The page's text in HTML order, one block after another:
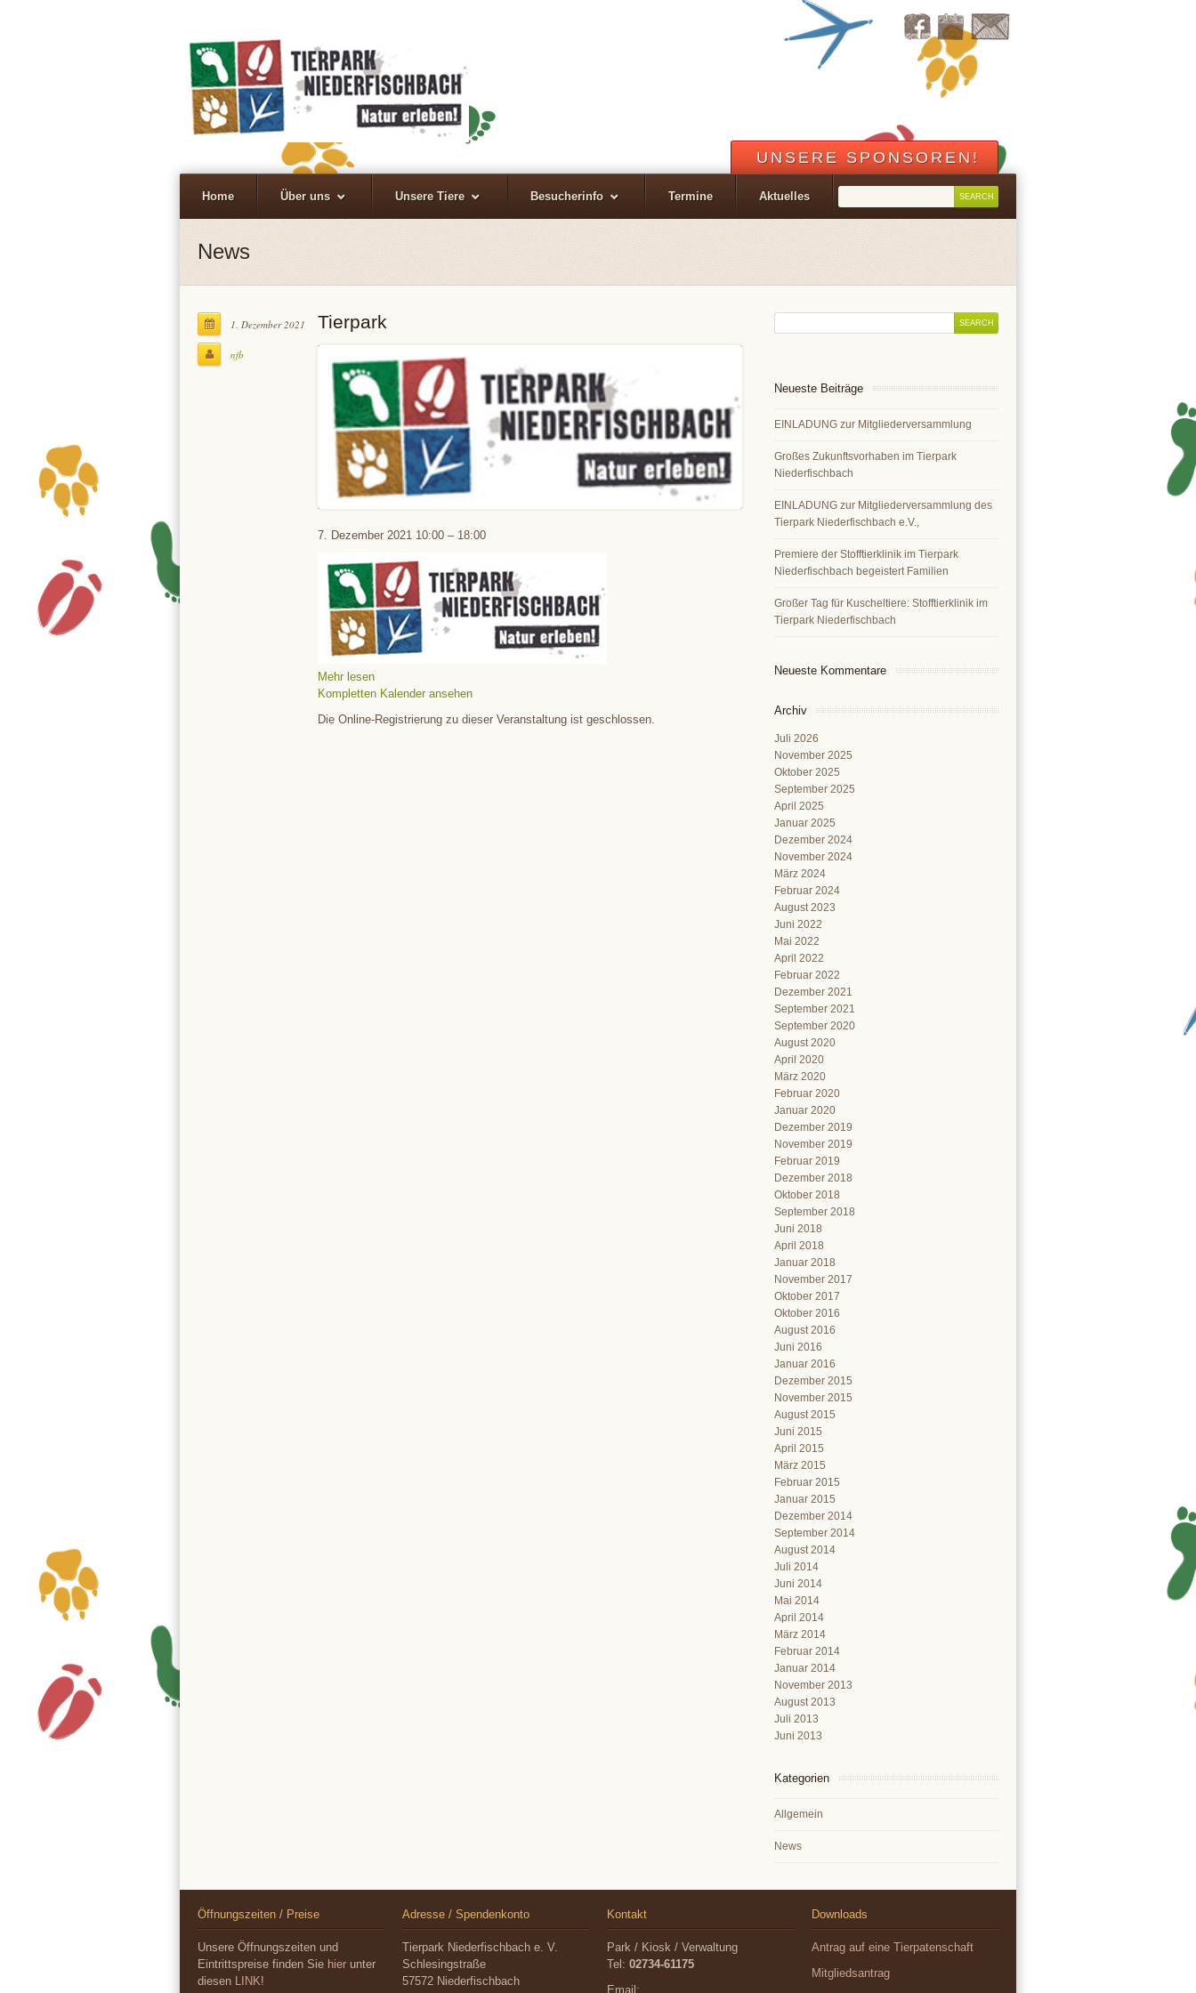
UNSERE SPONSOREN!
Home Über uns Unsere Tiere Besucherinfo Termine Aktuelles
News
1. Dezember 2021
nfb
Tierpark
Tierpark
7. Dezember 2021 10:00 – 18:00
Mehr lesen
Kompletten Kalender ansehen
Die Online-Registrierung zu dieser Veranstaltung ist geschlossen.
Neueste Beiträge
EINLADUNG zur Mitgliederversammlung
Großes Zukunftsvorhaben im Tierpark
Niederfischbach
EINLADUNG zur Mitgliederversammlung des
Tierpark Niederfischbach e.V.,
Premiere der Stofftierklinik im Tierpark
Niederfischbach begeistert Familien
Großer Tag für Kuscheltiere: Stofftierklinik im
Tierpark Niederfischbach
Neueste Kommentare
Archiv
Juli 2026
November 2025
Oktober 2025
September 2025
April 2025
Januar 2025
Dezember 2024
November 2024
März 2024
Februar 2024
August 2023
Juni 2022
Mai 2022
April 2022
Februar 2022
Dezember 2021
September 2021
September 2020
August 2020
April 2020
März 2020
Februar 2020
Januar 2020
Dezember 2019
November 2019
Februar 2019
Dezember 2018
Oktober 2018
September 2018
Juni 2018
April 2018
Januar 2018
November 2017
Oktober 2017
Oktober 2016
August 2016
Juni 2016
Januar 2016
Dezember 2015
November 2015
August 2015
Juni 2015
April 2015
März 2015
Februar 2015
Januar 2015
Dezember 2014
September 2014
August 2014
Juli 2014
Juni 2014
Mai 2014
April 2014
März 2014
Februar 2014
Januar 2014
November 2013
August 2013
Juli 2013
Juni 2013
Kategorien
Allgemein
News
Öffnungszeiten / Preise
Unsere Öffnungszeiten und
Eintrittspreise finden Sie hier unter
diesen LINK!
Adresse / Spendenkonto
Tierpark Niederfischbach e. V.
Schlesingstraße
57572 Niederfischbach
Kontakt
Park / Kiosk / Verwaltung
Tel: 02734-61175
Email:
Downloads
Antrag auf eine Tierpatenschaft
Mitgliedsantrag